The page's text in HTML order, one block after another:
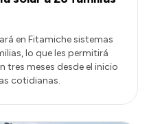
en Fitamiche sistemas
lo que les permitirá
tres meses desde el inicio
cotidianas.